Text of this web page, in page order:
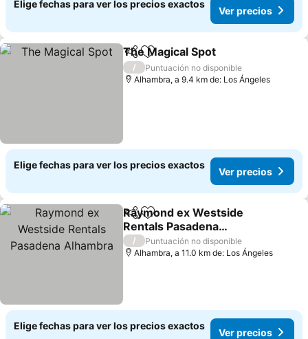
Elige fechas para ver los precios exactos
Ver precios
Compartir
Agregar a favoritos
The Magical Spot
/
Puntuación no disponible
Alhambra, a 9.4 km de: Los Ángeles
Elige fechas para ver los precios exactos
Ver precios
CompartirAgregar a favoritos
Raymond ex Westside
Rentals Pasadena
Alhambra
/
Puntuación no disponible
Alhambra, a 11.0 km de: Los Ángeles
Elige fechas para ver los precios exactos
Ver precios